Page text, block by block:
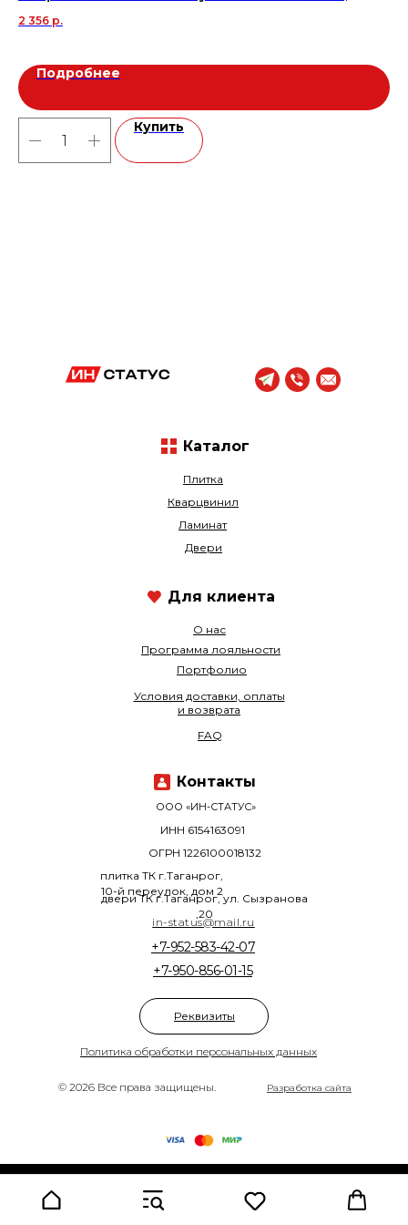
2 356 р.
Подробнее
Купить
© 2026 Все права защищены.
Политика обработки персональных данных
Плитка
Кварцвинил
+7-950-856-01-15
+7-952-583-42-07
О нас
Ламинат
Программа лояльности
Двери
Портфолио
ООО «ИН-СТАТУС»
плитка ТК г.Таганрог,
10-й переулок, дом 2
двери ТК г.Таганрог, ул. Сызранова
,20
ОГРН 1226100018132
ИНН 6154163091
Разработка сайта
Условия доставки, оплаты
и возврата
FAQ
Каталог
in-status@mail.ru
Контакты
Для клиента
Реквизиты
Made on Tilda